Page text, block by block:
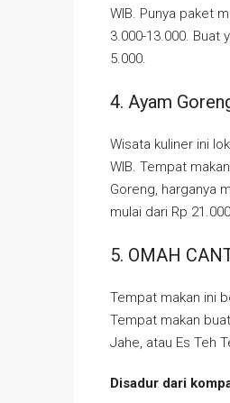
WIB. Punya paket
3.000-13.000. Buat
5.000.
4. Ayam
Wisata kuliner ini
WIB. Tempat
Goreng, harganya
mulai dari Rp
5. OMAH
Tempat makan ini
Tempat makan
Jahe, atau Es Teh
Disadur dari